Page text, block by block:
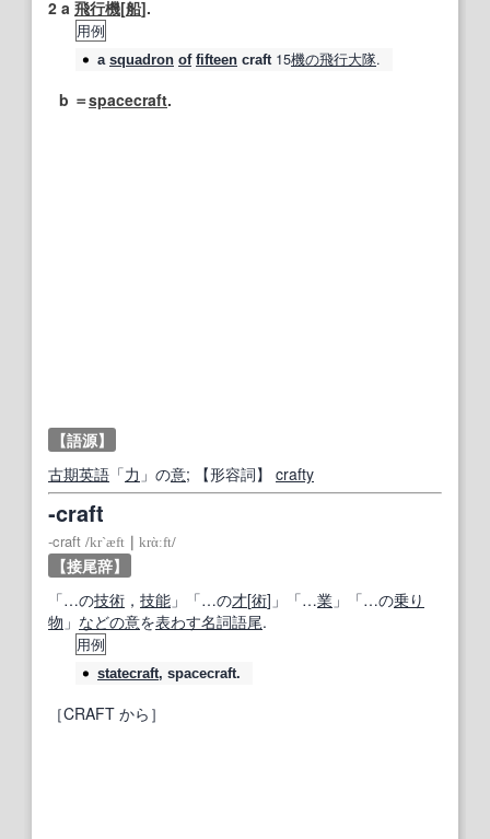
2 a 飛行機[船].
用例
a squadron of fifteen craft 15機の飛行大隊.
b ＝spacecraft.
【語源】
古期英語 「力 」の意; 【形容詞】 crafty
‐craft
‐craft /kr`æft krὰːft/
【接尾辞】
「…の技術 ， 技能 」「…の才[術]」「…業 」「…の乗り
物 」 などの意を表わす名詞語尾.
用例
statecraft, spacecraft.
［CRAFT から］